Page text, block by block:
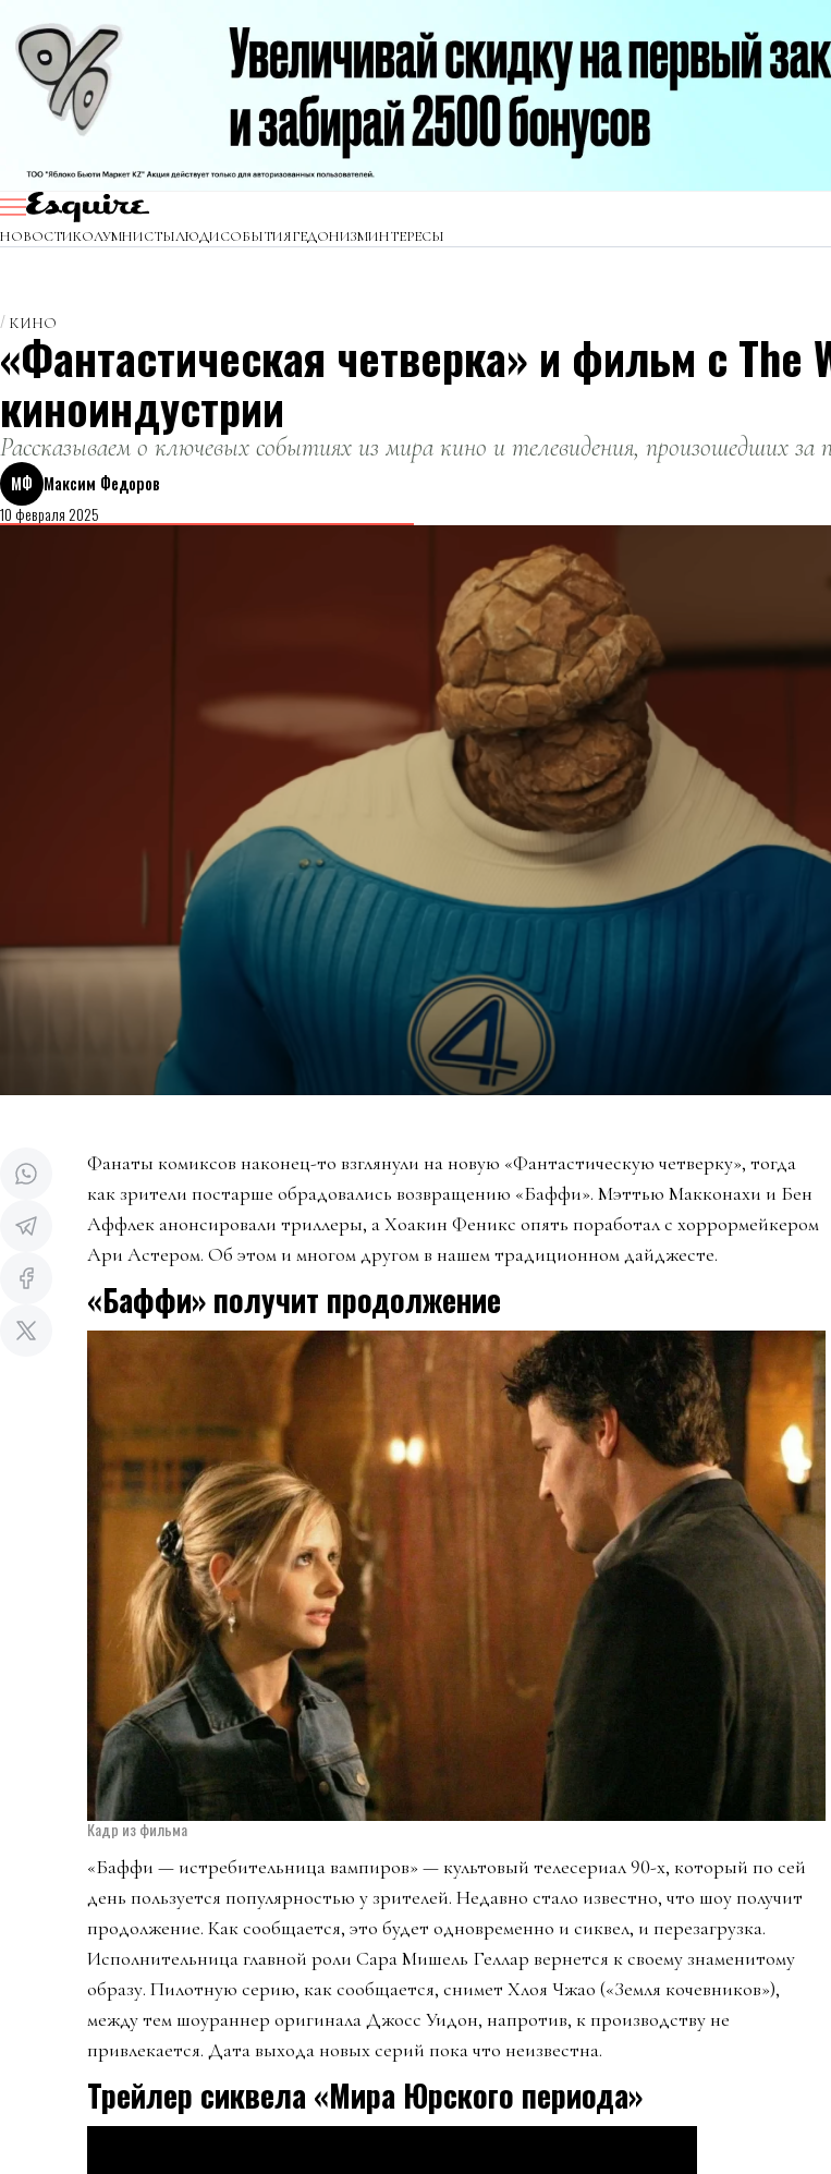
НОВОСТИКОЛУМНИСТЫЛЮДИСОБЫТИЯГЕДОНИЗМИНТЕРЕСЫ
КИНО
«Фантастическая четверка» и фильм с The
киноиндустрии
Рассказываем о ключевых событиях из мира кино и телевидения, произошедших за
МФ Максим Федоров
10 февраля 2025
Фанаты комиксов наконец-то взглянули на новую «Фантастическую четверку», тогда
как зрители постарше обрадовались возвращению «Баффи». Мэттью Макконахи и Бен
Аффлек анонсировали триллеры, а Хоакин Феникс опять поработал с хоррормейкером
Ари Астером. Об этом и многом другом в нашем традиционном дайджесте.
«Баффи» получит продолжение
Кадр из фильма
«Баффи — истребительница вампиров» — культовый телесериал 90-х, который по сей
день пользуется популярностью у зрителей. Недавно стало известно, что шоу получит
продолжение. Как сообщается, это будет одновременно и сиквел, и перезагрузка.
Исполнительница главной роли Сара Мишель Геллар вернется к своему знаменитому
образу. Пилотную серию, как сообщается, снимет Хлоя Чжао («Земля кочевников»),
между тем шоураннер оригинала Джосс Уидон, напротив, к производству не
привлекается. Дата выхода новых серий пока что неизвестна.
Трейлер сиквела «Мира Юрского периода»